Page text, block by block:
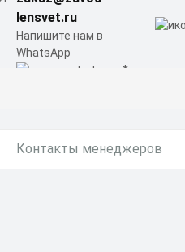
lensvet.ru
Напишите нам в
WhatsApp
Контакты менеджеров